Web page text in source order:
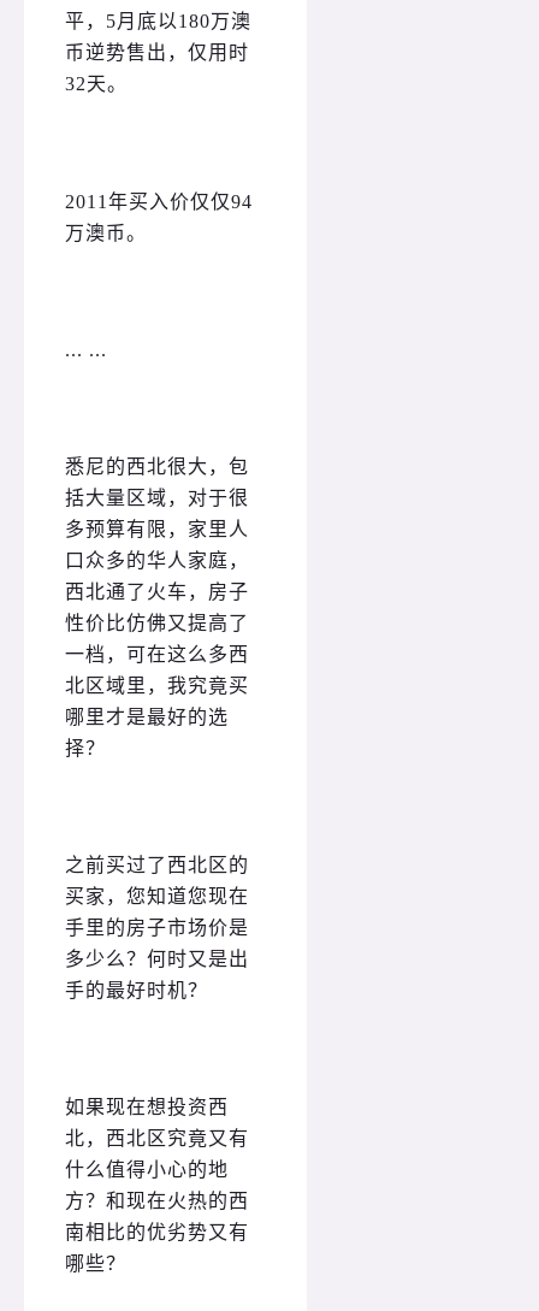
平，5月底以180万澳
币逆势售出，仅用时
32天。
2011年买入价仅仅94
万澳币。
... ...
悉尼的西北很大，包
括大量区域，对于很
多预算有限，家里人
口众多的华人家庭，
西北通了火车，房子
性价比仿佛又提高了
一档，可在这么多西
北区域里，我究竟买
哪里才是最好的选
择？
之前买过了西北区的
买家，您知道您现在
手里的房子市场价是
多少么？何时又是出
手的最好时机？
如果现在想投资西
北，西北区究竟又有
什么值得小心的地
方？和现在火热的西
南相比的优劣势又有
哪些？